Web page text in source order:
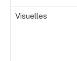
Visuelles